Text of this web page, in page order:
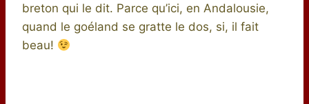
breton qui le dit. Parce qu’ici, en Andalousie,
quand le goéland se gratte le dos, si, il fait
beau!